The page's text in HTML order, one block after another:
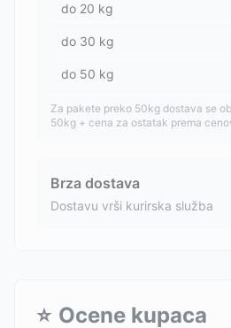
do 20 kg
do 30 kg
do 50 kg
Za pakete preko 50kg dostava se
50kg + cena za ostatak prema
Brza dostava
Dostavu vrši kurirska služba
⭐ Ocene kupaca